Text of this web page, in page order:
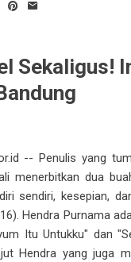
Sekaligus!
-- Penulis yang
menerbitkan dua
sendiri, kesepian,
Hendra Purnama
Itu Untukku" dan
Hendra yang juga